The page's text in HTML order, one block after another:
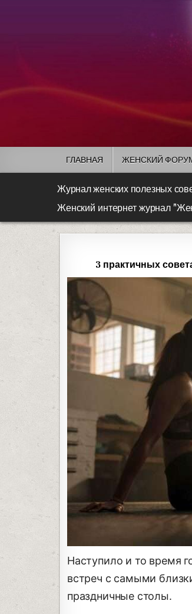
ГЛАВНАЯ ЖЕНСКИЙ
Журнал женских полезных
Женский интернет журнал
3 практичных
Наступило и то время
встреч с самыми
праздничные столы.